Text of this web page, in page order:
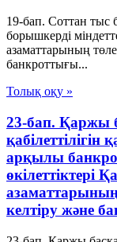
19-бап. Соттан тыс
борышкерді
азаматтарының
банкроттығы...
Толық оқу »
23-бап. Қаржы
қабілеттілігін
арқылы
өкілеттіктері
азаматтарының
келтіру және